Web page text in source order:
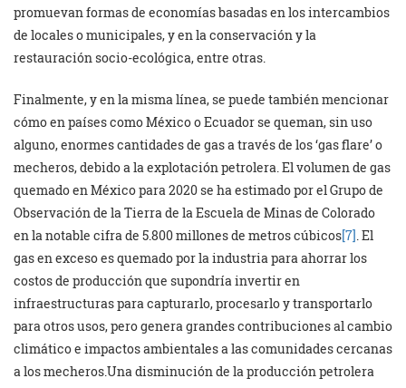
promuevan formas de economías basadas en los intercambios
de locales o municipales, y en la conservación y la
restauración socio-ecológica, entre otras.
Finalmente, y en la misma línea, se puede también mencionar
cómo en países como México o Ecuador se queman, sin uso
alguno, enormes cantidades de gas a través de los ‘gas flare’ o
mecheros, debido a la explotación petrolera. El volumen de gas
quemado en México para 2020 se ha estimado por el Grupo de
Observación de la Tierra de la Escuela de Minas de Colorado
en la notable cifra de 5.800 millones de metros cúbicos[7]. El
gas en exceso es quemado por la industria para ahorrar los
costos de producción que supondría invertir en
infraestructuras para capturarlo, procesarlo y transportarlo
para otros usos, pero genera grandes contribuciones al cambio
climático e impactos ambientales a las comunidades cercanas
a los mecheros.Una disminución de la producción petrolera